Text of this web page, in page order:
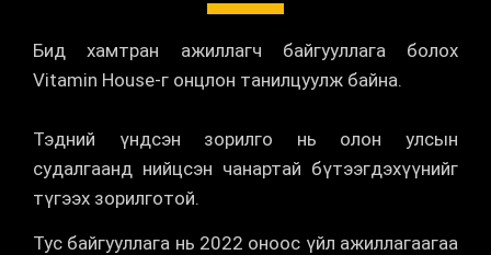
Бид хамтран ажиллагч байгууллага болох
Vitamin House-г онцлон танилцуулж байна.
Тэдний үндсэн зорилго нь олон улсын
судалгаанд нийцсэн чанартай бүтээгдэхүүнийг
түгээх зорилготой.
Тус байгууллага нь 2022 оноос үйл ажиллагаагаа